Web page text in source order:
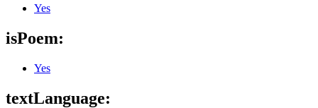
Yes
isPoem:
Yes
textLanguage: